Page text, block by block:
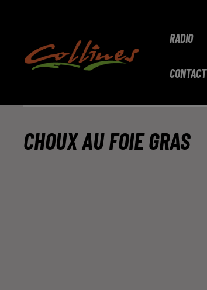
RADIO
CONTACT
CHOUX AU FOIE GRAS